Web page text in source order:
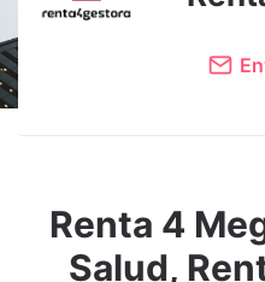
Renta 4
Salud,